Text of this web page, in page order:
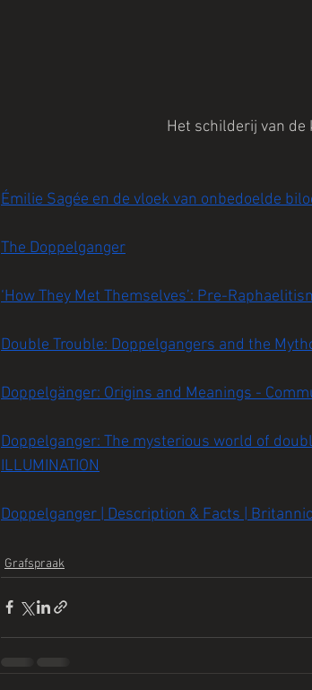
Het schilderij van de
Émilie Sagée en de vloek van onbedoelde
The Doppelganger
‘How They Met Themselves’: Pre-
Double Trouble: Doppelgangers and the
Doppelgänger: Origins and Meanings -
Doppelganger: The mysterious world of
ILLUMINATION
Doppelganger | Description & Facts |
Grafspraak